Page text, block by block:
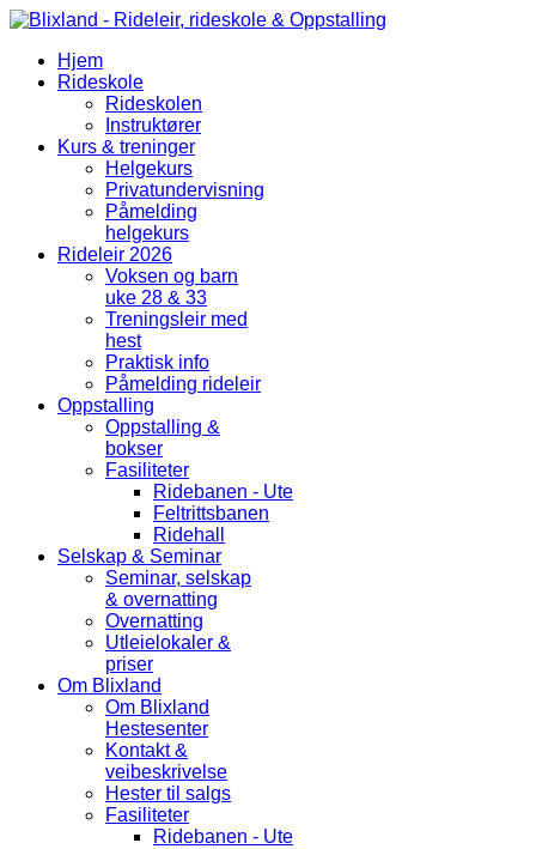
Hjem
Rideskole
Rideskolen
Instruktører
Kurs & treninger
Helgekurs
Privatundervisning
Påmelding
helgekurs
Rideleir 2026
Voksen og barn
uke 28 & 33
Treningsleir med
hest
Praktisk info
Påmelding rideleir
Oppstalling
Oppstalling &
bokser
Fasiliteter
Ridebanen - Ute
Feltrittsbanen
Ridehall
Selskap & Seminar
Seminar, selskap
& overnatting
Overnatting
Utleielokaler &
priser
Om Blixland
Om Blixland
Hestesenter
Kontakt &
veibeskrivelse
Hester til salgs
Fasiliteter
Ridebanen - Ute